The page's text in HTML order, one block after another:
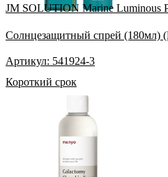
JM SOLUTION Marine Luminous
Солнцезащитный спрей (180мл)
Артикул: 541924-3
Короткий срок